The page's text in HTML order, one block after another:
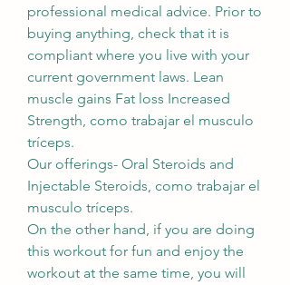
professional medical advice. Prior to
buying anything, check that it is
compliant where you live with your
current government laws. Lean
muscle gains Fat loss Increased
Strength, como trabajar el musculo
tríceps.
Our offerings- Oral Steroids and
Injectable Steroids, como trabajar el
musculo tríceps.
On the other hand, if you are doing
this workout for fun and enjoy the
workout at the same time, you will